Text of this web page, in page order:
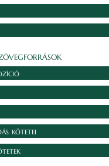
kötetei